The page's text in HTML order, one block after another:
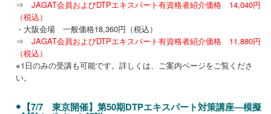
⇒ JAGAT会員およびDTPエキスパート有資格者紹介価格 14,040円
（税込）
・大阪会場 一般価格18,360円（税込）
⇒ JAGAT会員およびDTPエキスパート有資格者紹介価格 11,880円
（税込）
※1日のみの受講も可能です。詳しくは、ご案内ページをご覧くださ
い。
【7/7 東京開催】第50期DTPエキスパート対策講座―模擬